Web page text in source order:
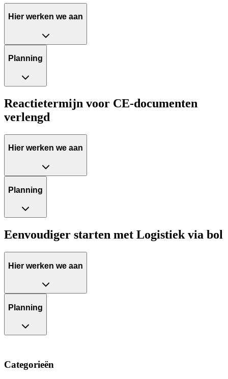
Hier werken we aan
Planning
Reactietermijn voor CE-documenten
verlengd
Hier werken we aan
Planning
Eenvoudiger starten met Logistiek via bol
Hier werken we aan
Planning
Categorieën